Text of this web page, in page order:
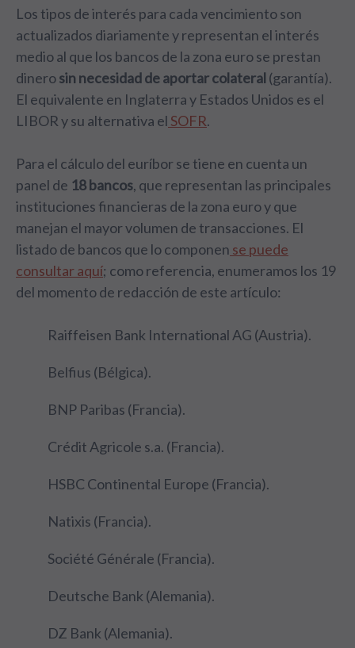
Los tipos de interés para cada vencimiento son
actualizados diariamente y representan el interés
medio al que los bancos de la zona euro se prestan
dinerosin necesidad de aportar colateral (garantía).
El equivalente en Inglaterra y Estados Unidos es el
LIBOR y su alternativa el SOFR.
Para el cálculo del euríbor se tiene en cuenta un
panel de 18 bancos, que representan las principales
instituciones financieras de la zona euro y que
manejan el mayor volumen de transacciones. El
listado de bancos que lo componen se puede
consultar aquí; como referencia, enumeramos los 19
del momento de redacción de este artículo:
Raiffeisen Bank International AG (Austria).
Belfius (Bélgica).
BNP Paribas (Francia).
Crédit Agricole s.a. (Francia).
HSBC Continental Europe (Francia).
Natixis (Francia).
Société Générale (Francia).
Deutsche Bank (Alemania).
DZ Bank (Alemania).